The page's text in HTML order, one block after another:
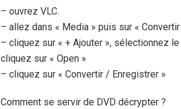
– ouvrez VLC.
– allez dans « Media » puis sur «
– cliquez sur « + Ajouter », sélectionnez
cliquez sur « Open »
– cliquez sur « Convertir / Enregistrer »
Comment se servir de DVD décrypter ?